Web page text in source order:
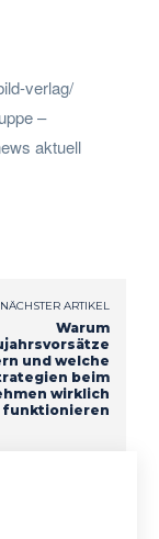
verlag/
–
aktuell
NÄCHSTER ARTIKEL
Warum
und welche
beim
wirklich
funktionieren